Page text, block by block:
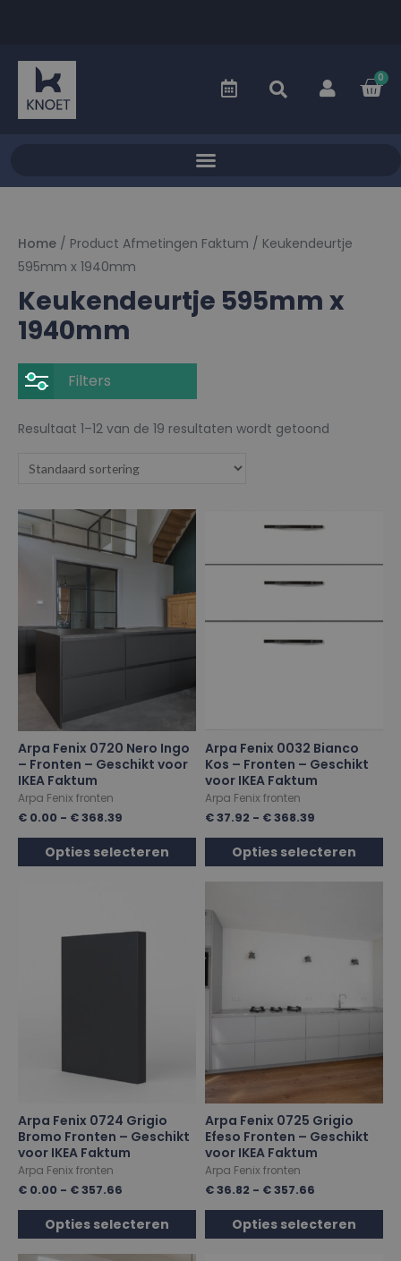
0
Home / Product Afmetingen Faktum / Keukendeurtje
595mm x 1940mm
Keukendeurtje 595mm x
1940mm
Filters
Resultaat 1–12 van de 19 resultaten wordt getoond
Arpa Fenix 0720 Nero Ingo
– Fronten – Geschikt voor
IKEA Faktum
Arpa Fenix fronten
€ 0.00 - €368.39
Opties selecteren
Arpa Fenix 0032 Bianco
Kos – Fronten – Geschikt
voor IKEA Faktum
Arpa Fenix fronten
€37.92 - €368.39
Opties selecteren
Arpa Fenix 0724 Grigio
Bromo Fronten – Geschikt
voor IKEA Faktum
Arpa Fenix fronten
€ 0.00 - €357.66
Opties selecteren
Arpa Fenix 0725 Grigio
Efeso Fronten – Geschikt
voor IKEA Faktum
Arpa Fenix fronten
€36.82 - €357.66
Opties selecteren